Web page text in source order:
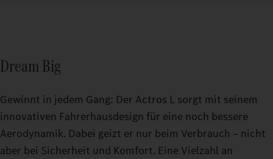
Dream Big
Gewinnt in jedem Gang: Der Actros L sorgt mit seinem
innovativen Fahrerhausdesign für eine noch bessere
Aerodynamik. Dabei geizt er nur beim Verbrauch – nicht
aber bei Sicherheit und Komfort. Eine Vielzahl an